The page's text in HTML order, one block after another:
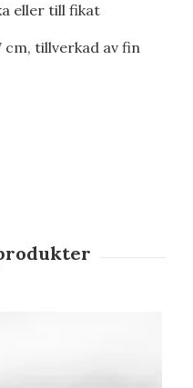
eller till fikat
cm, tillverkad av fin